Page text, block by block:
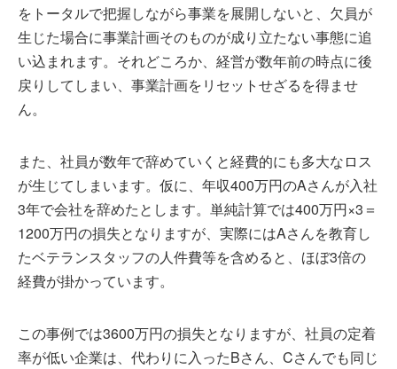
をトータルで把握しながら事業を展開しないと、欠員が
生じた場合に事業計画そのものが成り立たない事態に追
い込まれます。それどころか、経営が数年前の時点に後
戻りしてしまい、事業計画をリセットせざるを得ませ
ん。
また、社員が数年で辞めていくと経費的にも多大なロス
が生じてしまいます。仮に、年収400万円のAさんが入社
3年で会社を辞めたとします。単純計算では400万円×3＝
1200万円の損失となりますが、実際にはAさんを教育し
たベテランスタッフの人件費等を含めると、ほぼ3倍の
経費が掛かっています。
この事例では3600万円の損失となりますが、社員の定着
率が低い企業は、代わりに入ったBさん、Cさんでも同じ